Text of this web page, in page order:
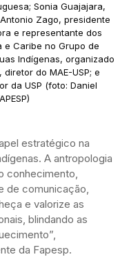
Sonia Guajajara,
Zago, presidente
e representante dos
e Caribe no Grupo de
Indígenas, organizado
do MAE-USP; e
da USP (foto: Daniel
estratégico na
A antropologia
conhecimento,
de comunicação,
e valorize as
blindando as
da Fapesp.